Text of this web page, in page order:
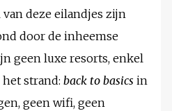
van deze eilandjes zijn
door de inheemse
geen luxe resorts, enkel
strand: back to basics in
geen wifi, geen